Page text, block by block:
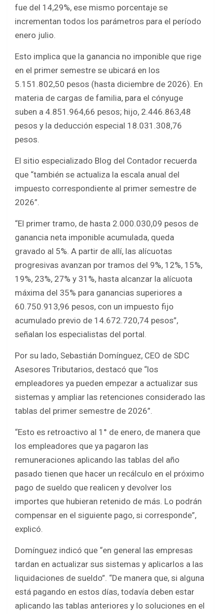
fue del 14,29%, ese mismo porcentaje se
incrementan todos los parámetros para el período
enero julio.
Esto implica que la ganancia no imponible que rige
en el primer semestre se ubicará en los
5.151.802,50 pesos (hasta diciembre de 2026). En
materia de cargas de familia, para el cónyuge
suben a 4.851.964,66 pesos; hijo, 2.446.863,48
pesos y la deducción especial 18.031.308,76
pesos.
El sitio especializado Blog del Contador recuerda
que “también se actualiza la escala anual del
impuesto correspondiente al primer semestre de
2026”.
“El primer tramo, de hasta 2.000.030,09 pesos de
ganancia neta imponible acumulada, queda
gravado al 5%. A partir de allí, las alícuotas
progresivas avanzan por tramos del 9%, 12%, 15%,
19%, 23%, 27% y 31%, hasta alcanzar la alícuota
máxima del 35% para ganancias superiores a
60.750.913,96 pesos, con un impuesto fijo
acumulado previo de 14.672.720,74 pesos”,
señalan los especialistas del portal.
Por su lado, Sebastián Domínguez, CEO de SDC
Asesores Tributarios, destacó que “los
empleadores ya pueden empezar a actualizar sus
sistemas y ampliar las retenciones considerado las
tablas del primer semestre de 2026”.
“Esto es retroactivo al 1° de enero, de manera que
los empleadores que ya pagaron las
remuneraciones aplicando las tablas del año
pasado tienen que hacer un recálculo en el próximo
pago de sueldo que realicen y devolver los
importes que hubieran retenido de más. Lo podrán
compensar en el siguiente pago, si corresponde”,
explicó.
Domínguez indicó que “en general las empresas
tardan en actualizar sus sistemas y aplicarlos a las
liquidaciones de sueldo”. “De manera que, si alguna
está pagando en estos días, todavía deben estar
aplicando las tablas anteriores y lo soluciones en el